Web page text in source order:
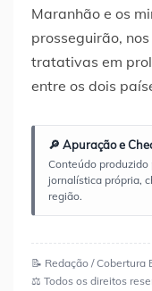
Maranhão e os
prosseguirão,
tratativas em
entre os dois
🔎 Apuração e
Conteúdo
jornalística própria,
região.
📝 Redação / Cobertura
⚖️ Todos os direitos